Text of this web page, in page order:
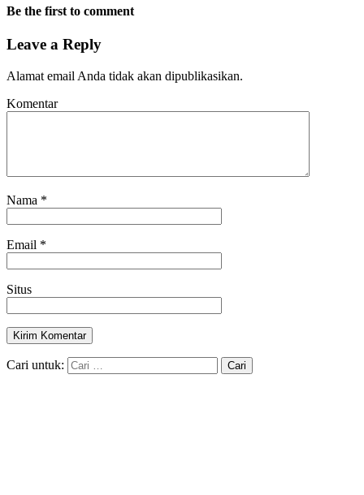
Be the first to comment
Leave a Reply
Alamat email Anda tidak akan dipublikasikan.
Komentar
Nama *
Email *
Situs
Cari untuk: